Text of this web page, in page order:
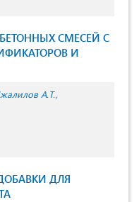
СМЕСЕЙ С
И
А.Т.
ДЛЯ